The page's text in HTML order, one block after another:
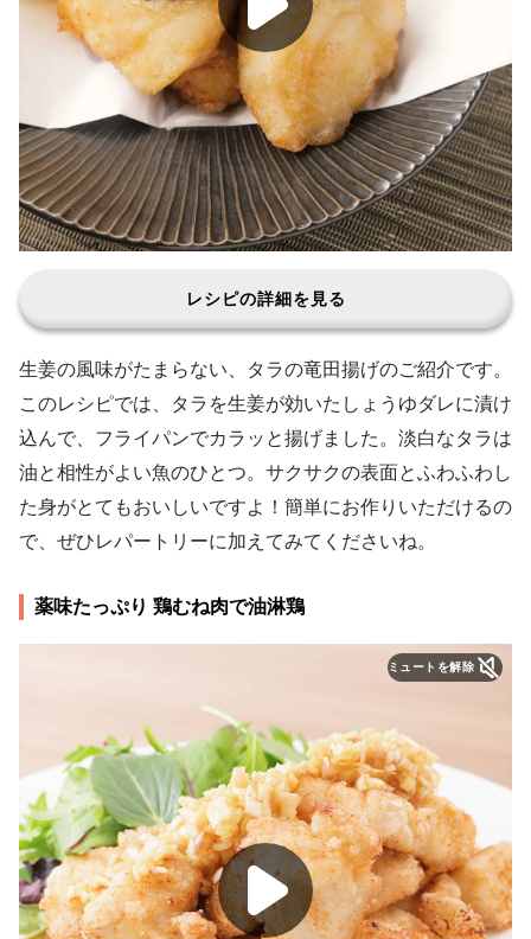
レシピの詳細を見る
生姜の風味がたまらない、タラの竜田揚げのご紹介です。
このレシピでは、タラを生姜が効いたしょうゆダレに漬け
込んで、フライパンでカラッと揚げました。淡白なタラは
油と相性がよい魚のひとつ。サクサクの表面とふわふわし
た身がとてもおいしいですよ！簡単にお作りいただけるの
で、ぜひレパートリーに加えてみてくださいね。
薬味たっぷり 鶏むね肉で油淋鶏
ミュートを解除